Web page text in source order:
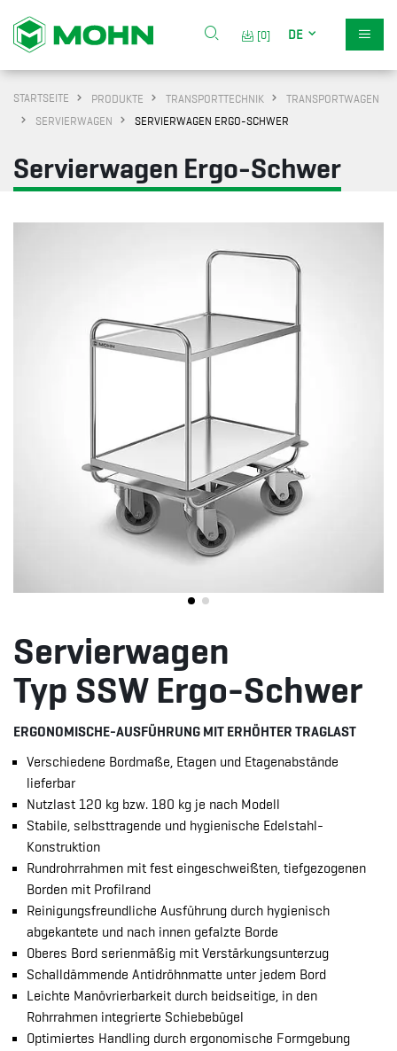
[0] DE
STARTSEITE PRODUKTE TRANSPORTTECHNIK
TRANSPORTWAGEN
SERVIERWAGEN
SERVIERWAGEN ERGO-SCHWER
Servierwagen Ergo-Schwer
Servierwagen
Typ SSW Ergo-Schwer
ERGONOMISCHE-AUSFÜHRUNG MIT ERHÖHTER TRAGLAST
Verschiedene Bordmaße, Etagen und Etagenabstände
lieferbar
Nutzlast 120 kg bzw. 180 kg je nach Modell
Stabile, selbsttragende und hygienische Edelstahl-
Konstruktion
Rundrohrrahmen mit fest eingeschweißten, tiefgezogenen
Borden mit Profilrand
Reinigungsfreundliche Ausführung durch hygienisch
abgekantete und nach innen gefalzte Borde
Oberes Bord serienmäßig mit Verstärkungsunterzug
Schalldämmende Antidröhnmatte unter jedem Bord
Leichte Manövrierbarkeit durch beidseitige, in den
Rohrrahmen integrierte Schiebebügel
Optimiertes Handling durch ergonomische Formgebung